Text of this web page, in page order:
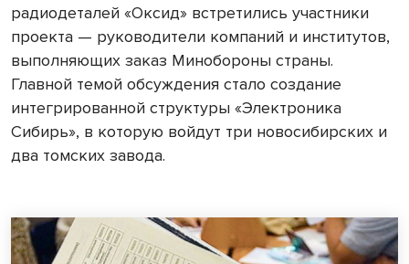
радиодеталей «Оксид» встретились участники
проекта — руководители компаний и институтов,
выполняющих заказ Минобороны страны.
Главной темой обсуждения стало создание
интегрированной структуры «Электроника
Сибирь», в которую войдут три новосибирских и
два томских завода.